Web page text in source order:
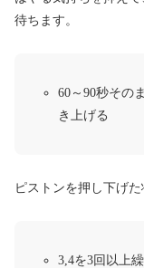
待ちます。
60～90秒その
き上げる
ピストンを押し下げ
3,4を3回以上